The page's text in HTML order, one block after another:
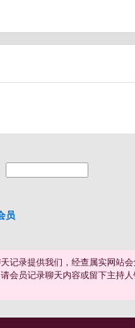
员
记录提供我们，经查属实网站会
会员记录聊天内容或留下主持